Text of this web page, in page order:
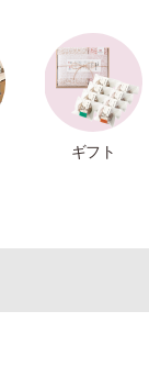
ギフト